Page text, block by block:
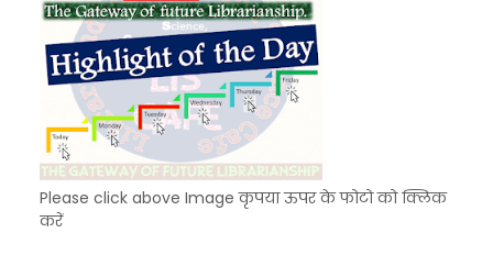
Please click above Image कृपया ऊपर के फोटो को क्लिक
करें